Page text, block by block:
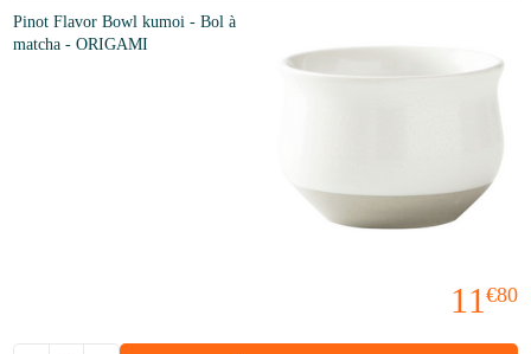
Pinot Flavor Bowl kumoi - Bol à
matcha - ORIGAMI
11 €80